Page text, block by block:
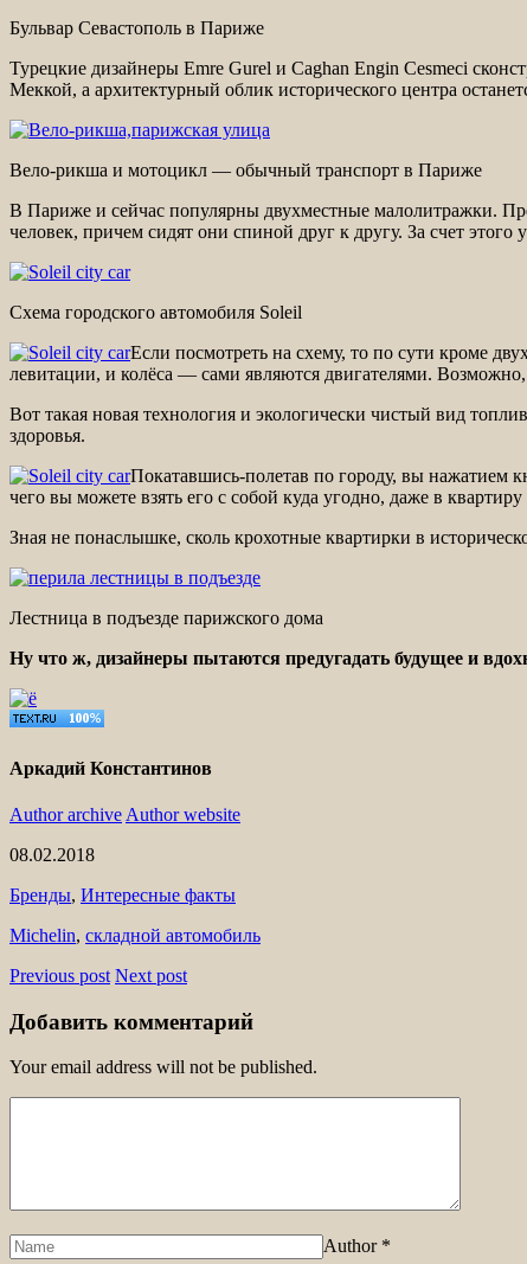
Бульвар Севастополь в Париже
Турецкие дизайнеры Emre Gurel и Caghan Engin Cesmeci
Меккой, а архитектурный облик исторического центра
Вело-рикша и мотоцикл — обычный транспорт в Париже
В Париже и сейчас популярны двухместные малолитражки.
человек, причем сидят они спиной друг к другу. За счет
Схема городского автомобиля Soleil
Если посмотреть на схему, то по сути кроме
левитации, и колёса — сами являются двигателями.
Вот такая новая технология и экологически чистый вид
здоровья.
Покатавшись-полетав по городу, вы нажатием
чего вы можете взять его с собой куда угодно, даже в
Зная не понаслышке, сколь крохотные квартирки в
Лестница в подъезде парижского дома
Ну что ж, дизайнеры пытаются предугадать будущее и
Аркадий Константинов
Author archive Author website
08.02.2018
Бренды, Интересные факты
Michelin, складной автомобиль
Previous post Next post
Добавить комментарий
Your email address will not be published.
Author *